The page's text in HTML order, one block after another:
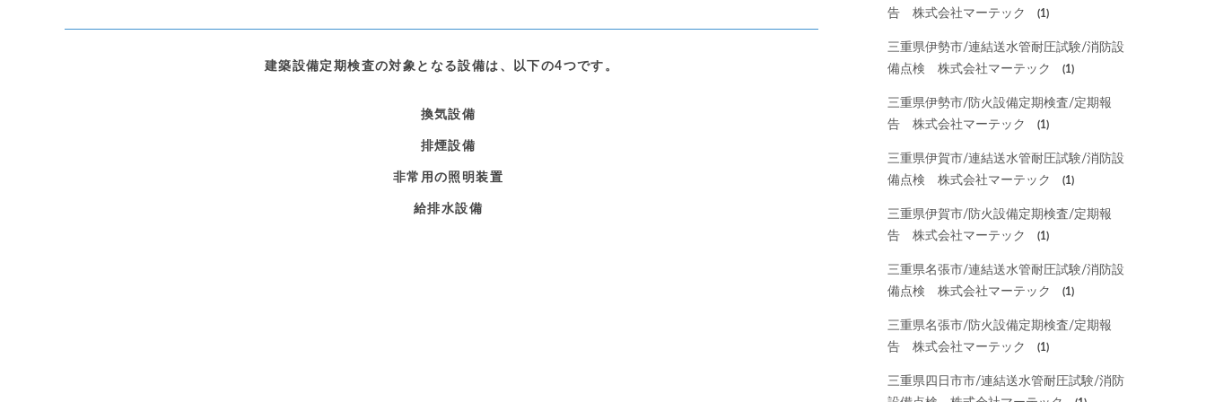
建築設備定期検査の対象となる設備は、以下の4つです。
換気設備
排煙設備
非常用の照明装置
給排水設備
告 株式会社マーテック (1)
三重県伊勢市/連結送水管耐圧試験/消防設
備点検 株式会社マーテック
(1)
三重県伊勢市/防火設備定期検査/定期報
告 株式会社マーテック
(1)
三重県伊賀市/連結送水管耐圧試験/消防設
備点検 株式会社マーテック
(1)
三重県伊賀市/防火設備定期検査/定期報
告 株式会社マーテック
(1)
三重県名張市/連結送水管耐圧試験/消防設
備点検 株式会社マーテック
(1)
三重県名張市/防火設備定期検査/定期報
告 株式会社マーテック
(1)
三重県四日市市/連結送水管耐圧試験/消防